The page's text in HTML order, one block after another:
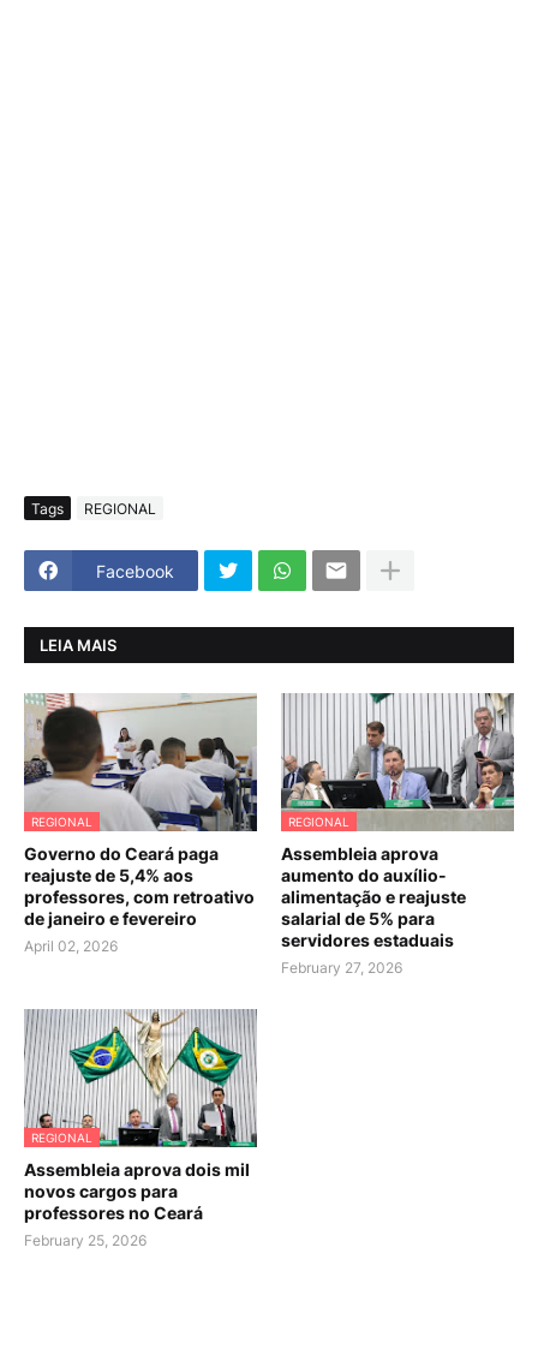
Tags REGIONAL
Facebook
LEIA MAIS
REGIONAL
Governo do Ceará paga
reajuste de 5,4% aos
professores, com retroativo
de janeiro e fevereiro
April 02, 2026
REGIONAL
Assembleia aprova
aumento do auxílio-
alimentação e reajuste
salarial de 5% para
servidores estaduais
February 27, 2026
REGIONAL
Assembleia aprova dois mil
novos cargos para
professores no Ceará
February 25, 2026